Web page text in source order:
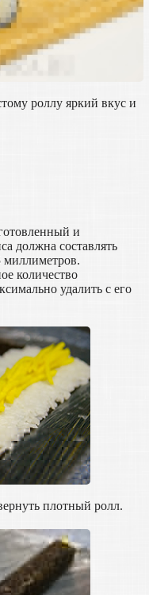
роллу яркий вкус и
и
должна составлять
миллиметров.
количество
удалить с его
плотный ролл.